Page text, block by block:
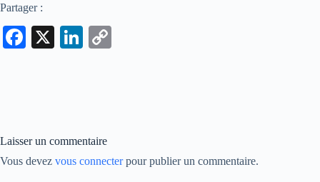
Partager :
Fa
X
Li
Laisser un commentaire
Vous devez vous connecterpour publier un commentaire.